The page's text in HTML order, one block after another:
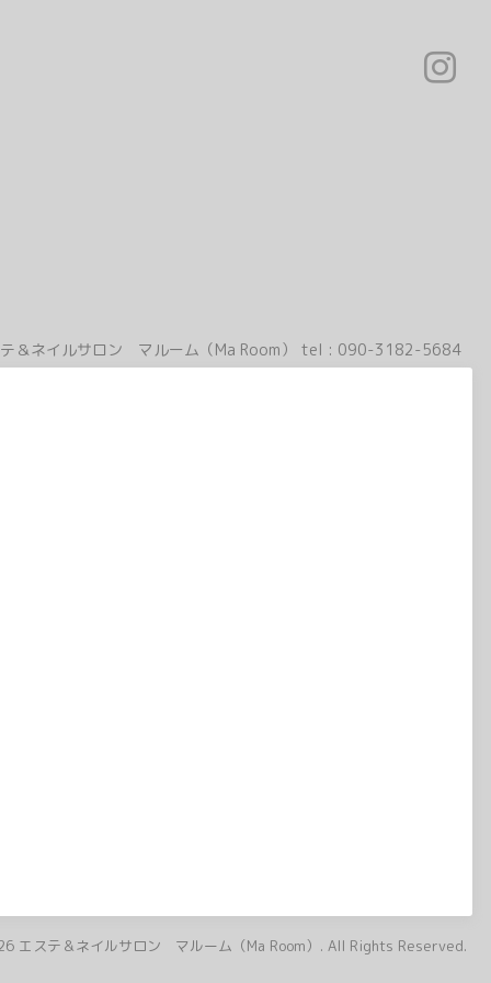
＆ネイルサロン マルーム（Ma Room） tel : 090-3182-5684
エステ＆ネイルサロン マルーム（Ma Room） . All Rights Reserved.